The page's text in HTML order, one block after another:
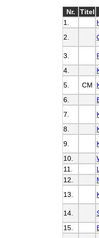
Nr. Titel
1.
2.
3.
4.
5.
CM
6.
7.
8.
9.
10.
11.
12.
13.
14.
15.